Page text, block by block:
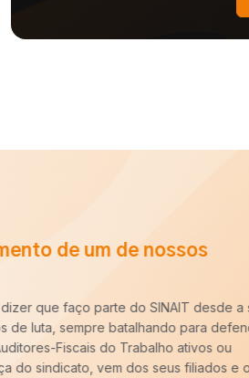
Veja o depoimento de um
“Há cerca de dez anos entrei para a
do Trabalho e ao longo desse
imprescindível o trabalho do SINAIT
Uma carreira para ser forte precisa de